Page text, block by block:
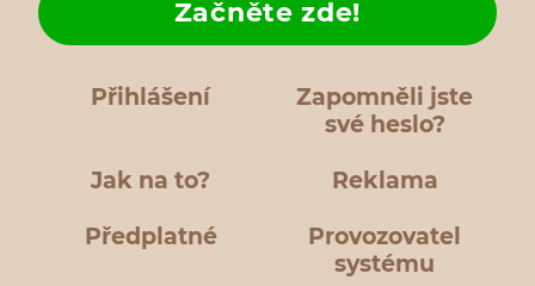
Přihlášení
Zapomněli jste
své heslo?
Jak na to?
Začněte zde!
Reklama
Předplatné
Provozovatel
systému